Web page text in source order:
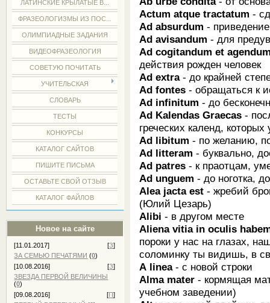
ЛАТИНСКИЕ КРЫЛАТЫЕ В...
ФРАЗЕОЛОГИЗМЫ ИЗ ПОС...
ОЛИМПИАДНЫЕ ЗАДАНИЯ
ВИДЕОФРАЗЕОЛОГИЯ
СОВЕТУЮ ПОЧИТАТЬ
УЧИТЕЛЬСКАЯ
СЛОВАРЬ
ТЕСТЫ
КОНКУРСЫ
КАТАЛОГ САЙТОВ
ПИШИТЕ ПИСЬМА
ОСТАВЬТЕ СВОЙ ОТЗЫВ
КАТАЛОГ ФАЙЛОВ
Новое на сайте
[11.01.2017] [З]
ЗА СЕМЬЮ ПЕЧАТЯМИ (0)
[10.08.2016]
[З]
ЗВЕЗДА ПЕРВОЙ ВЕЛИЧИНЫ
(0)
[09.08.2016]
[П]
Actum atque tractatum -
Ad absurdum -
Ad avisandum - для
Ad cogitandum et
действия рожден человек
Ad extra- до крайней
Ad fontes- обращаться к
Ad infinitum - до
Ad Kalendas Graecas-
греческих календ,
Ad libitum - по желанию,
Ad litteram - буквально,
Ad patres- к праотцам,
Ad unguem - до ноготка,
Alea jacta est - жребий
(Юлий Цезарь)
Alibi - в другом месте
Aliena vitia in oculis
пороки у нас на глазах,
соломинку ты видишь, в
А linea- с новой строки
Alma mater- кормящая
учебном заведении)